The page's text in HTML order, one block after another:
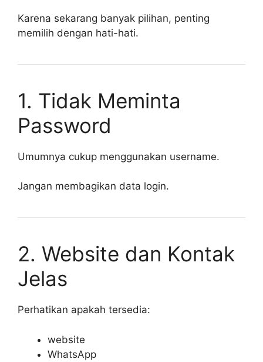
Karena sekarang banyak pilihan, penting
memilih dengan hati-hati.
1. Tidak Meminta
Password
Umumnya cukup menggunakan username.
Jangan membagikan data login.
2. Website dan Kontak
Jelas
Perhatikan apakah tersedia:
website
WhatsApp